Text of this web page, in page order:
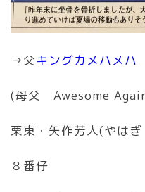
→父キングカメハメハ
(母父 Awesome
栗東・矢作芳人(やは
８番仔